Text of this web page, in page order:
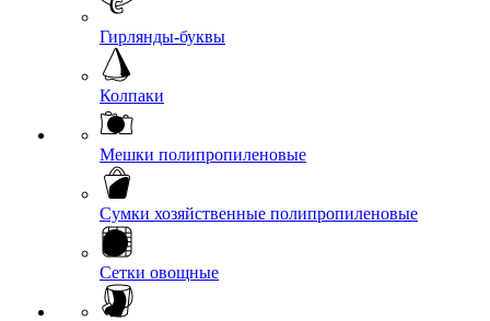
Гирлянды-буквы
Колпаки
Мешки полипропиленовые
Сумки хозяйственные полипропиленовые
Сетки овощные